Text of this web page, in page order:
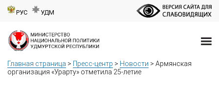
РУС УДМ
Главная страница > Пресс-центр > Новости > Армянская
организация «Урарту» отметила 25-летие